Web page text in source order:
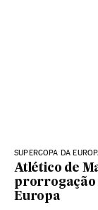
SUPERCOPA DA
Atlético de
prorrogação
Europa